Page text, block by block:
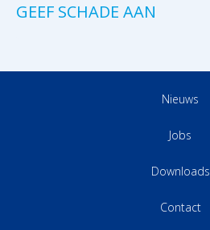
GEEF SCHADE AAN
Nieuws
Jobs
Downloads
Contact